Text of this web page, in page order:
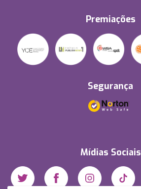
Premiações
Segurança
Mídias Sociais